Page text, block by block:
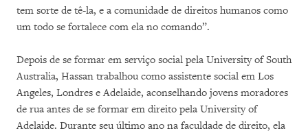
tem sorte de tê-la, e a comunidade de direitos humanos como
um todo se fortalece com ela no comando”.
Depois de se formar em serviço social pela University of South
Australia, Hassan trabalhou como assistente social em Los
Angeles, Londres e Adelaide, aconselhando jovens moradores
de rua antes de se formar em direito pela University of
Adelaide. Durante seu último ano na faculdade de direito, ela